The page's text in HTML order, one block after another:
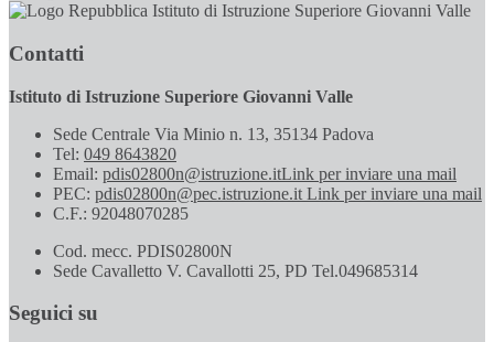
Istituto di Istruzione Superiore Giovanni Valle
Contatti
Istituto di Istruzione Superiore Giovanni Valle
Sede Centrale Via Minio n. 13, 35134 Padova
Tel: 049 8643820
Email: pdis02800n@istruzione.itLink per inviare una mail
PEC: pdis02800n@pec.istruzione.it Link per inviare una mail
C.F.: 92048070285
Cod. mecc. PDIS02800N
Sede Cavalletto V. Cavallotti 25, PD Tel.049685314
Seguici su